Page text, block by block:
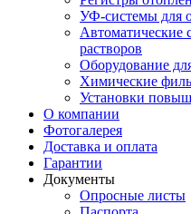
УФ-системы для
Автоматические
растворов
Оборудование
Химические
Установки
О компании
Фотогалерея
Доставка и оплата
Гарантии
Документы
Опросные листы